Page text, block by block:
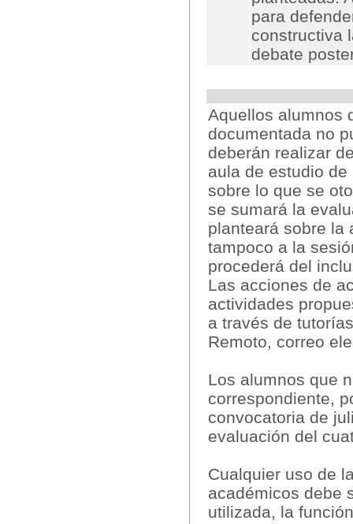
para
constructiva
debate
Aquellos alumnos
documentada no
deberán realizar
aula de estudio
sobre lo que se
se sumará la
planteará sobre la
tampoco a la
procederá del
Las acciones de
actividades
a través de
Remoto, correo
Los alumnos que
correspondiente,
convocatoria de
evaluación del
Cualquier uso de
académicos debe
utilizada, la